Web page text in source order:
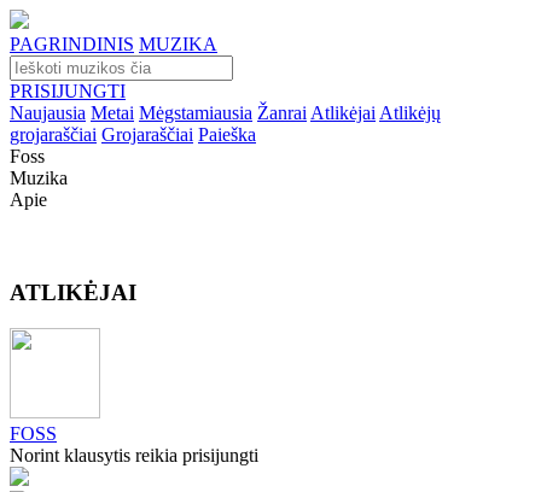
PAGRINDINIS MUZIKA
PRISIJUNGTI
Naujausia Metai Mėgstamiausia Žanrai Atlikėjai Atlikėjų
grojaraščiai Grojaraščiai Paieška
Foss
Muzika
Apie
ATLIKĖJAI
FOSS
Norint klausytis reikia prisijungti